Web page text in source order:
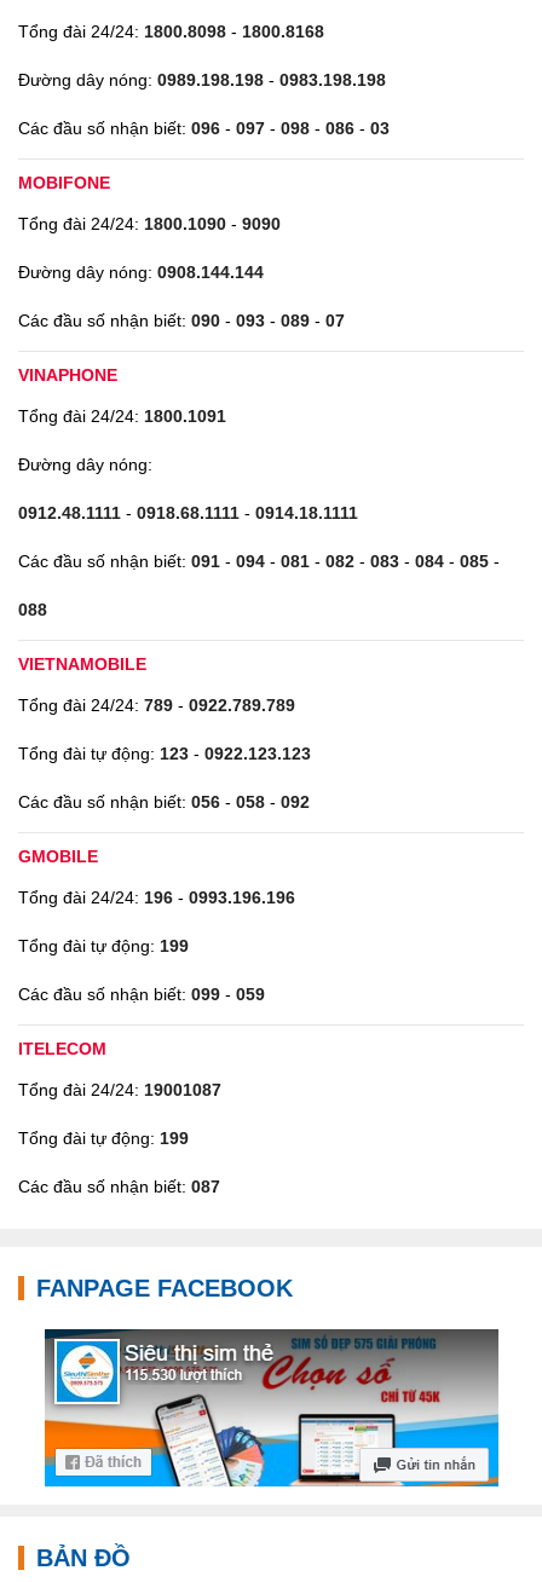
Tổng đài 24/24: 1800.8098 - 1800.8168
Đường dây nóng: 0989.198.198 - 0983.198.198
Các đầu số nhận biết: 096 - 097 - 098 - 086 - 03
MOBIFONE
Tổng đài 24/24: 1800.1090 - 9090
Đường dây nóng: 0908.144.144
Các đầu số nhận biết: 090 - 093 - 089 - 07
VINAPHONE
Tổng đài 24/24: 1800.1091
Đường dây nóng:
0912.48.1111 - 0918.68.1111 - 0914.18.1111
Các đầu số nhận biết: 091 - 094 - 081 - 082 - 083 - 084 - 085 -
088
VIETNAMOBILE
Tổng đài 24/24: 789 - 0922.789.789
Tổng đài tự động: 123 - 0922.123.123
Các đầu số nhận biết: 056 - 058 - 092
GMOBILE
Tổng đài 24/24: 196 - 0993.196.196
Tổng đài tự động: 199
Các đầu số nhận biết: 099 - 059
ITELECOM
Tổng đài 24/24: 19001087
Tổng đài tự động: 199
Các đầu số nhận biết: 087
FANPAGE FACEBOOK
BẢN ĐỒ